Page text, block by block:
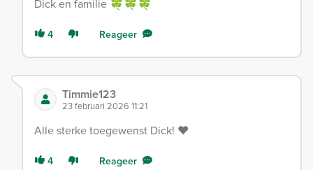
Dick en familie 🍀🍀🍀
4 Reageer
Timmie123
23 februari 2026 11:21
Alle sterke toegewenst Dick! ❤️
4 Reageer